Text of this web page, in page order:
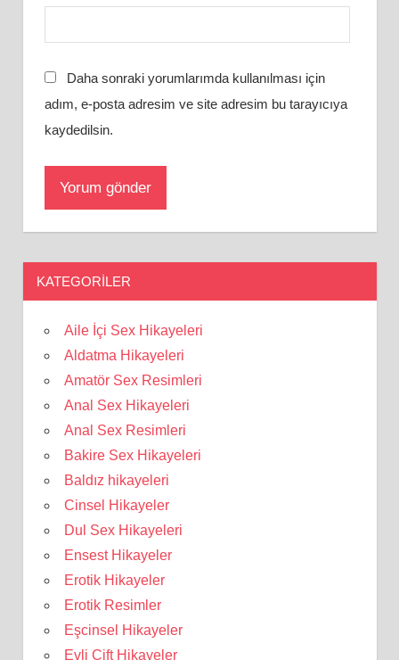
Daha sonraki yorumlarımda kullanılması için
adım, e-posta adresim ve site adresim bu tarayıcıya
kaydedilsin.
KATEGORILER
Aile İçi Sex Hikayeleri
Aldatma Hikayeleri
Amatör Sex Resimleri
Anal Sex Hikayeleri
Anal Sex Resimleri
Bakire Sex Hikayeleri
Baldız hikayeleri
Cinsel Hikayeler
Dul Sex Hikayeleri
Ensest Hikayeler
Erotik Hikayeler
Erotik Resimler
Eşcinsel Hikayeler
Evli Çift Hikayeler